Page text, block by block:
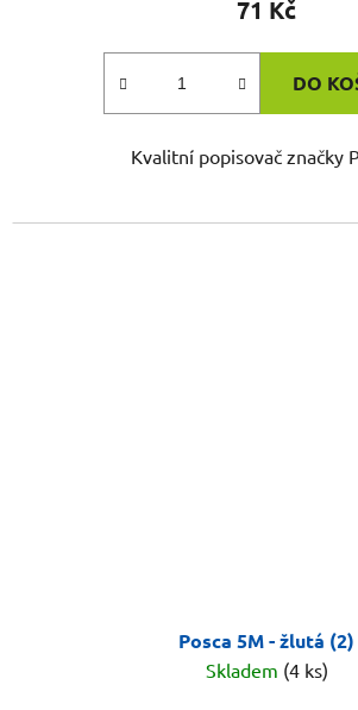
71 Kč
DO
Kvalitní popisovač značky
Posca 5M - žlutá (2)
Skladem (4 ks)